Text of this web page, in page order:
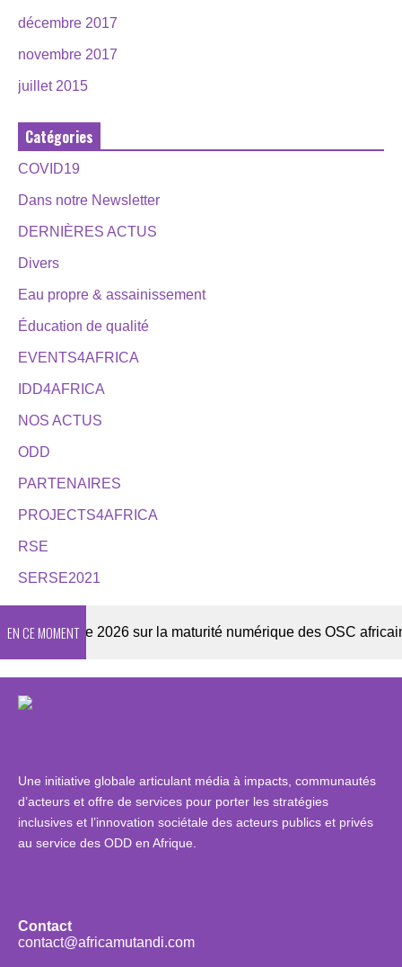
décembre 2017
novembre 2017
juillet 2015
Catégories
COVID19
Dans notre Newsletter
DERNIÈRES ACTUS
Divers
Eau propre & assainissement
Éducation de qualité
EVENTS4AFRICA
IDD4AFRICA
NOS ACTUS
ODD
PARTENAIRES
PROJECTS4AFRICA
RSE
SERSE2021
EN CE MOMENT
Enquête 2026 sur la maturité numérique des OSC africaines
Une initiative globale articulant média à impacts, communautés
d’acteurs et offre de services pour porter les stratégies
inclusives et l’innovation sociétale des acteurs publics et privés
au service des ODD en Afrique.
Contact
contact@africamutandi.com